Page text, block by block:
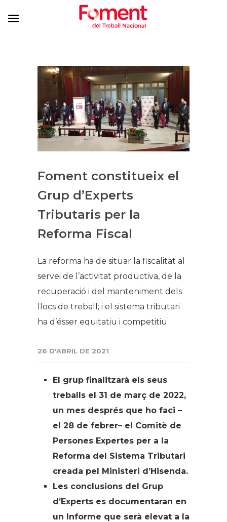
Foment constitueix el
Grup d’Experts
Tributaris per la
Reforma Fiscal
La reforma ha de situar la fiscalitat al
servei de l’activitat productiva, de la
recuperació i del manteniment dels
llocs de treball; i el sistema tributari
ha d’ésser equitatiu i competitiu
26 D'ABRIL DE 2021
El grup finalitzarà els seus
treballs el 31 de març de 2022,
un mes després que ho faci –
el 28 de febrer– el Comitè de
Persones Expertes per a la
Reforma del Sistema Tributari
creada pel Ministeri d’Hisenda.
Les conclusions del Grup
d’Experts es documentaran en
un Informe que serà elevat a la